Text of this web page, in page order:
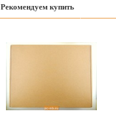
Рекомендуем купить